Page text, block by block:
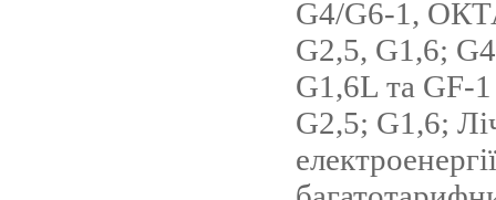
G4/G6-1,
G2,5, G1,6;
G1,6L та GF-
G2,5; G1,6;
електроенергії